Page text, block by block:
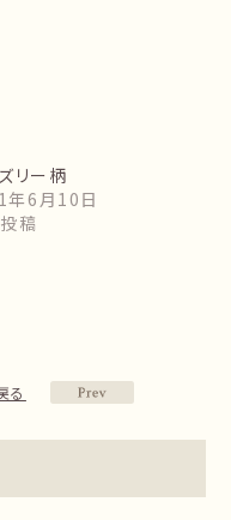
リー柄
年6月10日
稿
る